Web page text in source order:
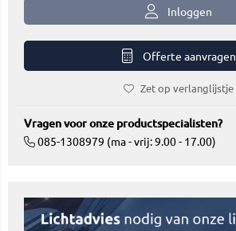
Inloggen
Offerte aanvragen
Zet op verlanglijstje
Vragen voor onze productspecialisten?
085-1308979 (ma - vrij: 9.00 - 17.00)